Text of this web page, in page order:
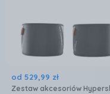
od 529,99 zł